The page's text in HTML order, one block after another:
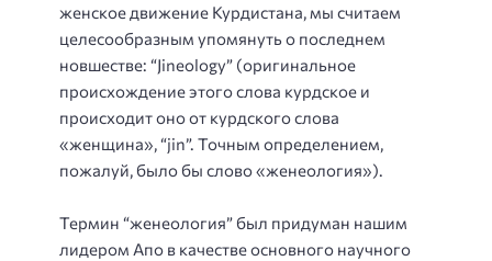
женское движение Курдистана, мы считаем
целесообразным упомянуть о последнем
новшестве: “Jineology” (оригинальное
происхождение этого слова курдское и
происходит оно от курдского слова
«женщина», “jin”. Точным определением,
пожалуй, было бы слово «женеология»).
Термин “женеология” был придуман нашим
лидером Апо в качестве основного научного